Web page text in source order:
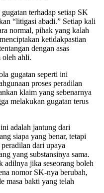
terhadap setiap SK
“litigasi abadi.” Setiap kali
normal, pihak yang kalah
ketidakpastian
dengan asas
oleh ahli.
gugatan seperti ini
proses peradilan
klaim yang sebenarnya
melakukan gugatan terus
adalah jantung dari
siapa yang benar, tetapi
dari upaya
yang substansinya sama.
adilnya jika seseorang boleh
nomor SK-nya berubah,
masa bakti yang telah